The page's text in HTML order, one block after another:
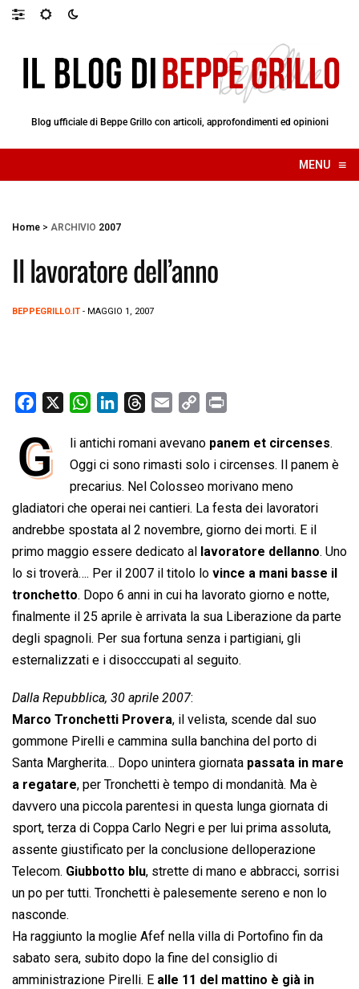
Blog ufficiale di Beppe Grillo con articoli, approfondimenti ed opinioni
MENU ≡
☰
Home > ARCHIVIO 2007
Il lavoratore dell’anno
BEPPEGRILLO.IT - MAGGIO 1, 2007
c
e
o
o
k
W
a
t
s
A
p
p
n
k
e
d
I
n
r
e
a
d
s
a
i
l
p
y
L
n
k
i
n
t
G li antichi romani avevano panem et circenses.
Oggi ci sono rimasti solo i circenses. Il panem è
precarius. Nel Colosseo morivano meno
gladiatori che operai nei cantieri. La festa dei lavoratori
andrebbe spostata al 2 novembre, giorno dei morti. E il
primo maggio essere dedicato al
lavoratore dellanno. Uno
lo si troverà…. Per il 2007 il titolo lo vince a mani basse il
tronchetto. Dopo 6 anni in cui ha lavorato giorno e notte,
finalmente il 25 aprile è arrivata la sua Liberazione da parte
degli spagnoli. Per sua fortuna senza i partigiani, gli
esternalizzati e i disocccupati al seguito.
Dalla Repubblica, 30 aprile 2007:
Marco Tronchetti Provera, il velista, scende dal suo
gommone Pirelli e cammina sulla banchina del porto di
Santa Margherita… Dopo unintera giornata passata in mare
a regatare, per Tronchetti è tempo di mondanità. Ma è
davvero una piccola parentesi in questa lunga giornata di
sport, terza di Coppa Carlo Negri e per lui prima assoluta,
assente giustificato per la conclusione delloperazione
Telecom. Giubbotto blu, strette di mano e abbracci, sorrisi
un po per tutti. Tronchetti è palesemente sereno e non lo
nasconde.
Ha raggiunto la moglie Afef nella villa di Portofino fin da
sabato sera, subito dopo la fine del consiglio di
amministrazione Pirelli. E alle 11 del mattino è già in